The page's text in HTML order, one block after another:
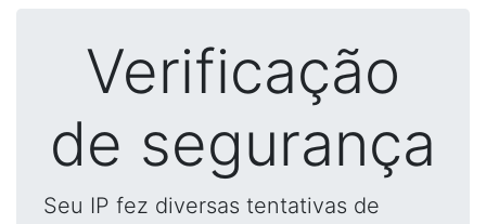
Verificação
de segurança
Seu IP fez diversas tentativas de